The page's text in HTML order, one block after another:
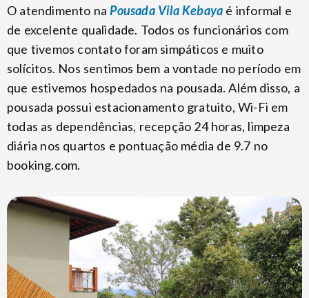
O atendimento naPousada Vila Kebaya é informal e
de excelente qualidade. Todos os funcionários com
que tivemos contato foram simpáticos e muito
solícitos. Nos sentimos bem a vontade no período em
que estivemos hospedados na pousada. Além disso, a
pousada possui estacionamento gratuito, Wi-Fi em
todas as dependências, recepção 24 horas, limpeza
diária nos quartos e pontuação média de 9.7 no
booking.com.